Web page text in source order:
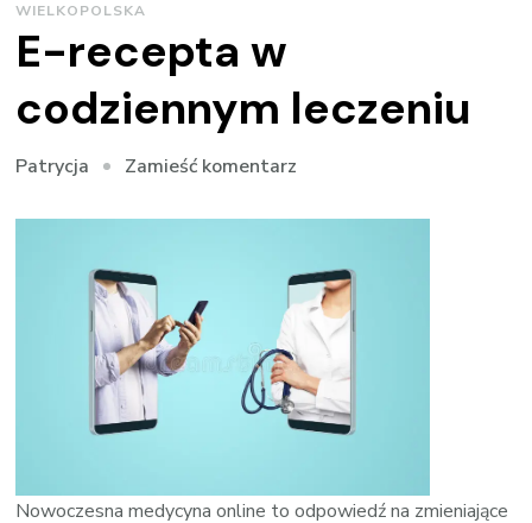
WIELKOPOLSKA
E-recepta w
codziennym leczeniu
Patrycja Zamieść komentarz
w
codziennym
leczeniu
Nowoczesna medycyna online to odpowiedź na zmieniające